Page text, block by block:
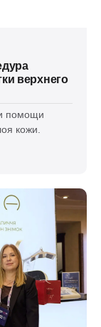
верхнего
помощи
кожи.